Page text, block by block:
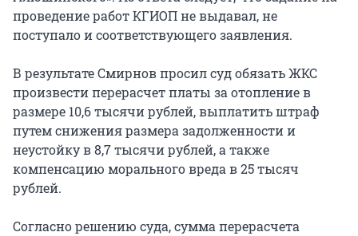
проведение работ КГИОП не выдавал, не
поступало и соответствующего заявления.
В результате Смирнов просил суд обязать ЖКС
произвести перерасчет платы за отопление в
размере 10,6 тысячи рублей, выплатить штраф
путем снижения размера задолженности и
неустойку в 8,7 тысячи рублей, а также
компенсацию морального вреда в 25 тысяч
рублей.
Согласно решению суда, сумма перерасчета